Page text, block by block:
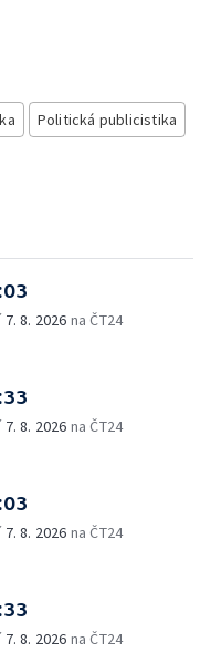
Politická publicistika
7. 8. 2026 na ČT24
7. 8. 2026 na ČT24
7. 8. 2026 na ČT24
7. 8. 2026 na ČT24